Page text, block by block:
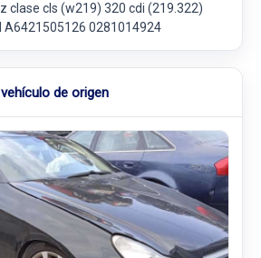
clase cls (w219) 320 cdi (219.322)
A6421505126 0281014924
de origen